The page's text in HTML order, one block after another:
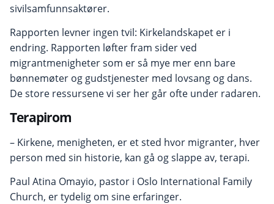
sivilsamfunnsaktører.
Rapporten levner ingen tvil: Kirkelandskapet er i
endring. Rapporten løfter fram sider ved
migrantmenigheter som er så mye mer enn bare
bønnemøter og gudstjenester med lovsang og dans.
De store ressursene vi ser her går ofte under radaren.
Terapirom
– Kirkene, menigheten, er et sted hvor migranter, hver
person med sin historie, kan gå og slappe av, terapi.
Paul Atina Omayio, pastor i Oslo International Family
Church, er tydelig om sine erfaringer.